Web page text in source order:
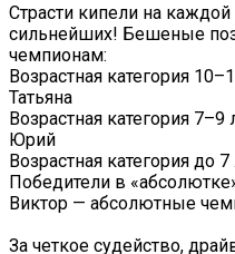
Страсти кипели на
сильнейших! Бешеные
чемпионам:
Возрастная категория
Татьяна
Возрастная категория
Юрий
Возрастная категория до
Победители в
Виктор — абсолютные
За четкое судейство,